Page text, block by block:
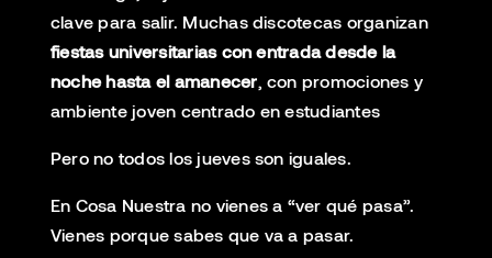
clave para salir. Muchas discotecas organizan
fiestas universitarias con entrada desde la
noche hasta el amanecer, con promociones y
ambiente joven centrado en estudiantes
Pero no todos los jueves son iguales.
En Cosa Nuestra no vienes a “ver qué pasa”.
Vienes porque sabes que va a pasar.